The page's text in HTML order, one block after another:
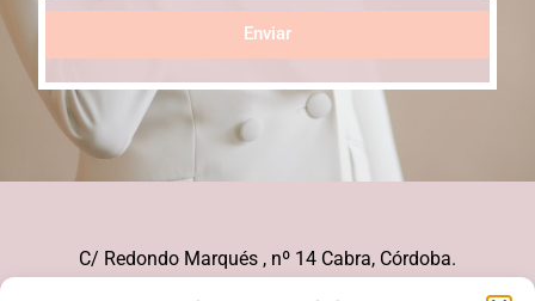
Enviar
C/ Redondo Marqués , nº 14 Cabra, Córdoba.